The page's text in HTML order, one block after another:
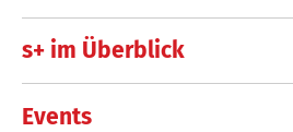
s+ im Überblick
Events